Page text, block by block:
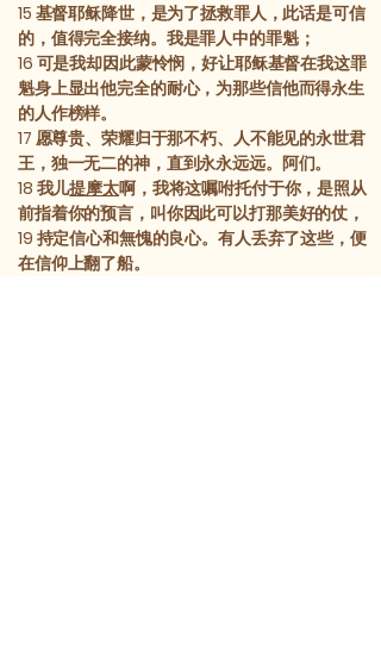
15 基督耶稣降世，是为了拯救罪人，此话是可信
的，值得完全接纳。我是罪人中的罪魁；
16 可是我却因此蒙怜悯，好让耶稣基督在我这罪
魁身上显出他完全的耐心，为那些信他而得永生
的人作榜样。
17 愿尊贵、荣耀归于那不朽、人不能见的永世君
王，独一无二的神，直到永永远远。阿们。
18 我儿提摩太啊，我将这嘱咐托付于你，是照从
前指着你的预言，叫你因此可以打那美好的仗，
19 持定信心和無愧的良心。有人丢弃了这些，便
在信仰上翻了船。